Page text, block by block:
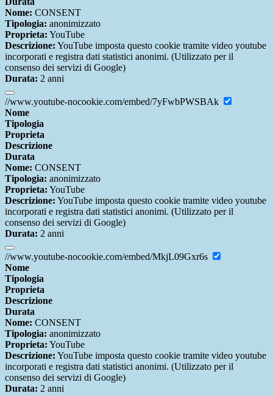
Nome: CONSENT
Tipologia: anonimizzato
Proprieta: YouTube
Descrizione: YouTube imposta questo cookie tramite video youtube
incorporati e registra dati statistici anonimi. (Utilizzato per il
consenso dei servizi di Google)
Durata: 2 anni
//www.youtube-nocookie.com/embed/7yFwbPWSBAk
Nome
Tipologia
Proprieta
Descrizione
Durata
Nome: CONSENT
Tipologia: anonimizzato
Proprieta: YouTube
Descrizione: YouTube imposta questo cookie tramite video youtube
incorporati e registra dati statistici anonimi. (Utilizzato per il
consenso dei servizi di Google)
Durata: 2 anni
//www.youtube-nocookie.com/embed/MkjL09Gxr6s
Nome
Tipologia
Proprieta
Descrizione
Durata
Nome: CONSENT
Tipologia: anonimizzato
Proprieta: YouTube
Descrizione: YouTube imposta questo cookie tramite video youtube
incorporati e registra dati statistici anonimi. (Utilizzato per il
consenso dei servizi di Google)
Durata: 2 anni